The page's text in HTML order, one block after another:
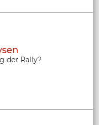
der Rally?